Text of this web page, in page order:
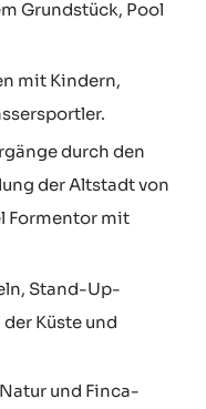
Grundstück, Pool
mit Kindern,
durch den
der Altstadt von
Formentor mit
Stand-Up-
Küste und
und Finca-